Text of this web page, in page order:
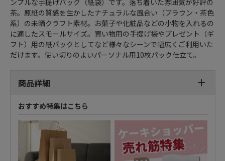
茶。原紙の質感を生かしたナチュラルな風合い（ブラウン・茶色
系）の未晒クラフト素材。お菓子や化粧品などの小物を入れるの
に適したスモールサイズ。買い物用の手提げ袋やプレゼント（ギ
フト）用の紙バックとしてなど様々なシーンで幅広くご利用いた
だけます。使い切りのよいパーソナル用10枚パック仕立て。
商品詳細
おすすめ特集はこちら